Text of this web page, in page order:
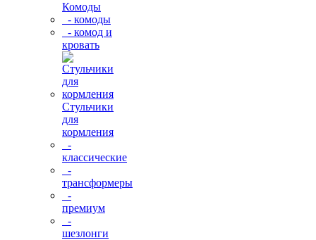
Комоды
- комоды
- комод и
кровать
Стульчики
для
кормления
-
классические
-
трансформеры
-
премиум
-
шезлонги